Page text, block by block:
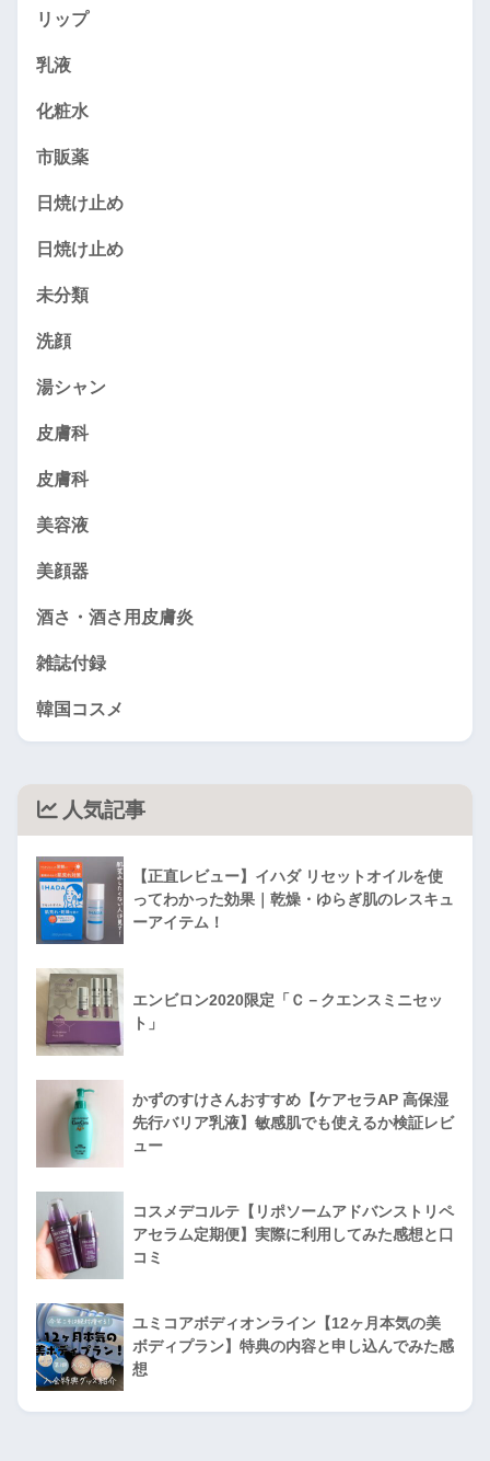
リップ
乳液
化粧水
市販薬
日焼け止め
日焼け止め
未分類
洗顔
湯シャン
皮膚科
皮膚科
美容液
美顔器
酒さ・酒さ用皮膚炎
雑誌付録
韓国コスメ
人気記事
【正直レビュー】イハダ リセットオイルを使
ってわかった効果｜乾燥・ゆらぎ肌のレスキュ
ーアイテム！
エンビロン2020限定「Ｃ－クエンスミニセッ
ト」
かずのすけさんおすすめ【ケアセラAP 高保湿
先行バリア乳液】敏感肌でも使えるか検証レビ
ュー
コスメデコルテ【リポソームアドバンストリペ
アセラム定期便】実際に利用してみた感想と口
コミ
ユミコアボディオンライン【12ヶ月本気の美
ボディプラン】特典の内容と申し込んでみた感
想